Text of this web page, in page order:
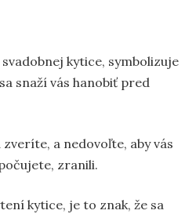
kytice, symbolizuje
snaží vás hanobiť pred
a nedovoľte, aby vás
zranili.
kytice, je to znak, že sa